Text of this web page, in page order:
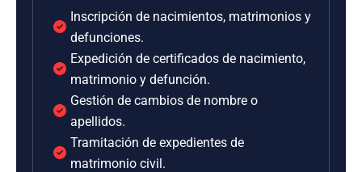
Inscripción de nacimientos, matrimonios y
defunciones.
Expedición de certificados de nacimiento,
matrimonio y defunción.
Gestión de cambios de nombre o
apellidos.
Tramitación de expedientes de
matrimonio civil.